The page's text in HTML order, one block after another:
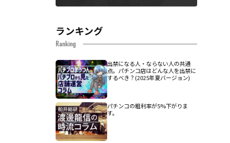
ランキング
Ranking
出禁になる人・ならない人の共通
点。パチンコ店はどんな人を出禁に
するべき？(2025年夏バージョン)
パチンコの粗利率が5%下がりま
す。